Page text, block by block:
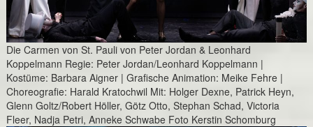
Die Carmen von St. Pauli von Peter Jordan & Leonhard
Koppelmann Regie: Peter Jordan/Leonhard Koppelmann |
Kostüme: Barbara Aigner | Grafische Animation: Meike Fehre |
Choreografie: Harald Kratochwil Mit: Holger Dexne, Patrick Heyn,
Glenn Goltz/Robert Höller, Götz Otto, Stephan Schad, Victoria
Fleer, Nadja Petri, Anneke Schwabe Foto Kerstin Schomburg